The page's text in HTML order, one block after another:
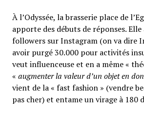
À l’Odyssée, la brasserie place de
apporte des débuts de réponses. Elle
followers sur Instagram (on va dire
avoir purgé 30.000 pour activités
veut influenceuse et en a même «
« augmenter la valeur d’un objet en
vient de la « fast fashion » (vendre
pas cher) et entame un virage à 180